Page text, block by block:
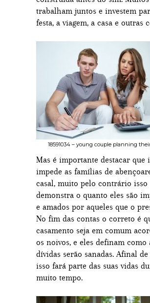
trabalham juntos e investem
festa, a viagem, a casa e outras
18591034 – young couple planning
Mas é importante destacar que
impede as famílias de
casal, muito pelo contrário isso
demonstra o quanto eles são
e amados por aqueles que o
No fim das contas o correto é
casamento seja em comum
os noivos, e eles definam como
dívidas serão sanadas. Afinal de
isso fará parte das suas vidas
muito tempo.